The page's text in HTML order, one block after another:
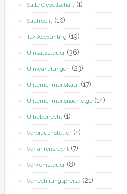
Stille Gesellschaft(1)
Strafrecht(10)
Tax Accounting (19)
Umsatzsteuer(36)
Umwandlungen (23)
Unternehmenskauf(17)
Unternehmensnachfolge(14)
Urheberrecht(1)
Verbrauchsteuer(4)
Verfahrensrecht(7)
Verkehrsteuer(8)
Verrechnungspreise(21)